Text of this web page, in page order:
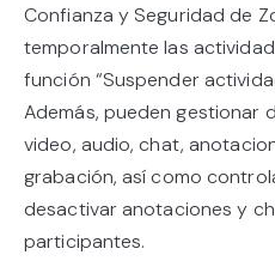
Confianza y Seguridad de
temporalmente las
función “Suspender
Además, pueden gestionar
video, audio, chat,
grabación, así como
desactivar anotaciones y
participantes.